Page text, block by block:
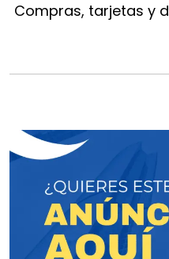
Compras, tarjetas y